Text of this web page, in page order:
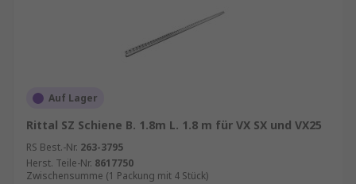
Auf Lager
Rittal SZ Schiene B. 1.8m L. 1.8 m für VX SX und VX25
RS Best.-Nr. 263-3795
Herst. Teile-Nr. 8617750
Zwischensumme (1 Packung mit 4 Stück)